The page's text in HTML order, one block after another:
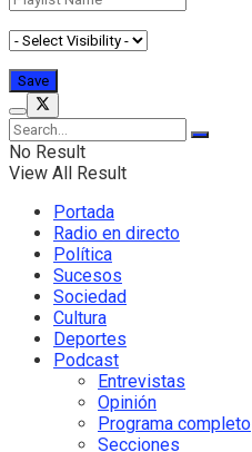
No Result
View All Result
Portada
Radio en directo
Política
Sucesos
Sociedad
Cultura
Deportes
Podcast
Entrevistas
Opinión
Programa completo
Secciones